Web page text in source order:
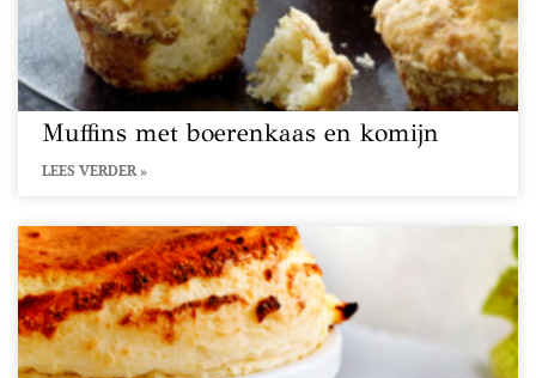
Muffins met boerenkaas en komijn
LEES VERDER »